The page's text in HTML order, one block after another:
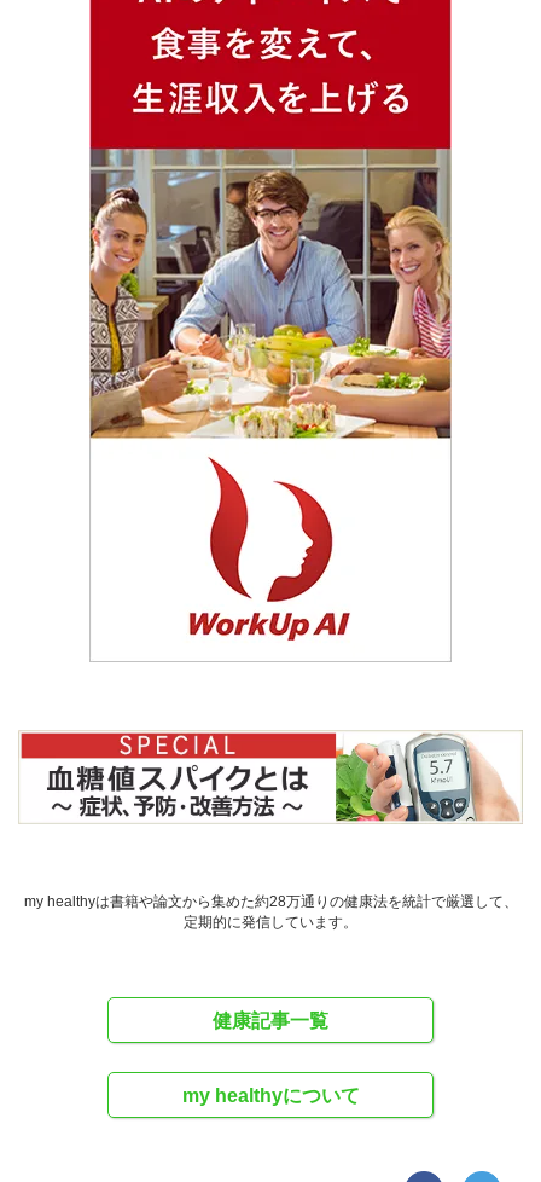
my healthyは書籍や論文から集めた約28万通りの健康法を統計で厳選して、
定期的に発信しています。
健康記事一覧
my healthyについて